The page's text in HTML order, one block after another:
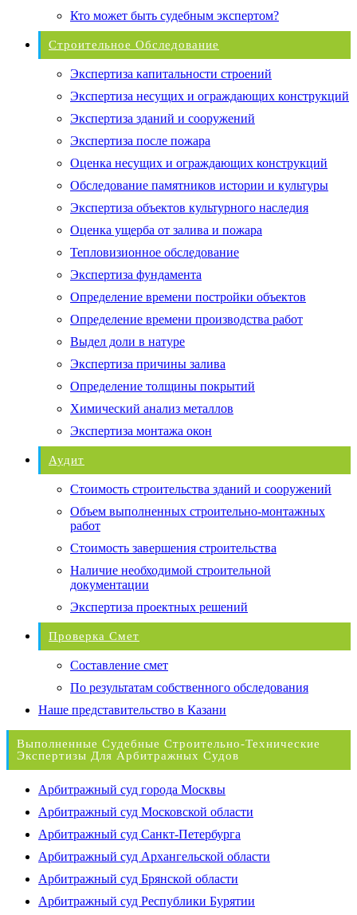
Кто может быть судебным экспертом?
Строительное Обследование
Экспертиза капитальности строений
Экспертиза несущих и ограждающих конструкций
Экспертиза зданий и сооружений
Экспертиза после пожара
Оценка несущих и ограждающих конструкций
Обследование памятников истории и культуры
Экспертиза объектов культурного наследия
Оценка ущерба от залива и пожара
Тепловизионное обследование
Экспертиза фундамента
Определение времени постройки объектов
Определение времени производства работ
Выдел доли в натуре
Экспертиза причины залива
Определение толщины покрытий
Химический анализ металлов
Экспертиза монтажа окон
Аудит
Стоимость строительства зданий и сооружений
Объем выполненных строительно-монтажных
работ
Стоимость завершения строительства
Наличие необходимой строительной
документации
Экспертиза проектных решений
Проверка Смет
Составление смет
По результатам собственного обследования
Наше представительство в Казани
Выполненные Судебные Строительно-Технические
Экспертизы Для Арбитражных Судов
Арбитражный суд города Москвы
Арбитражный суд Московской области
Арбитражный суд Санкт-Петербурга
Арбитражный суд Архангельской области
Арбитражный суд Брянской области
Арбитражный суд Республики Бурятии